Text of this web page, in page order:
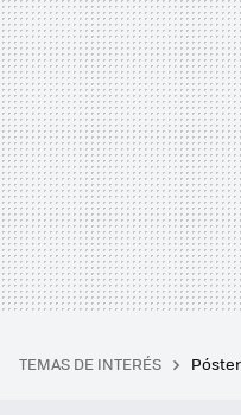
TEMAS DE INTERÉS